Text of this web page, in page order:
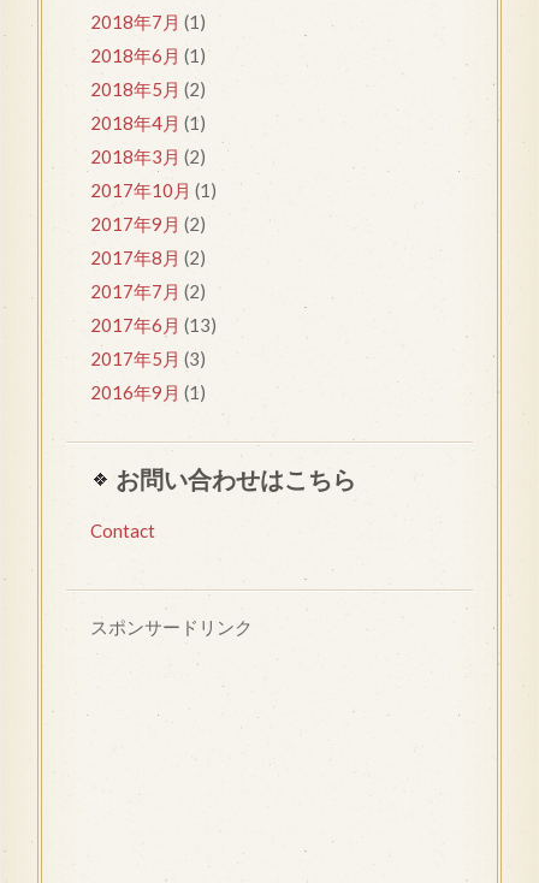
2018年7月 (1)
2018年6月 (1)
2018年5月 (2)
2018年4月 (1)
2018年3月 (2)
2017年10月 (1)
2017年9月 (2)
2017年8月 (2)
2017年7月 (2)
2017年6月 (13)
2017年5月 (3)
2016年9月 (1)
お問い合わせはこちら
Contact
スポンサードリンク